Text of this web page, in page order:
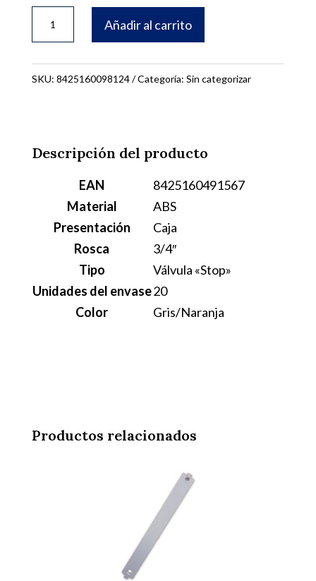
3/4"
Añadir al carrito
SKU: 8425160098124 Categoría: Sin categorizar
Descripción del producto
EAN
8425160491567
Material
ABS
Presentación
Caja
Rosca
3/4″
Tipo
Válvula «Stop»
Unidades del envase20
Color
Gris/Naranja
Productos relacionados